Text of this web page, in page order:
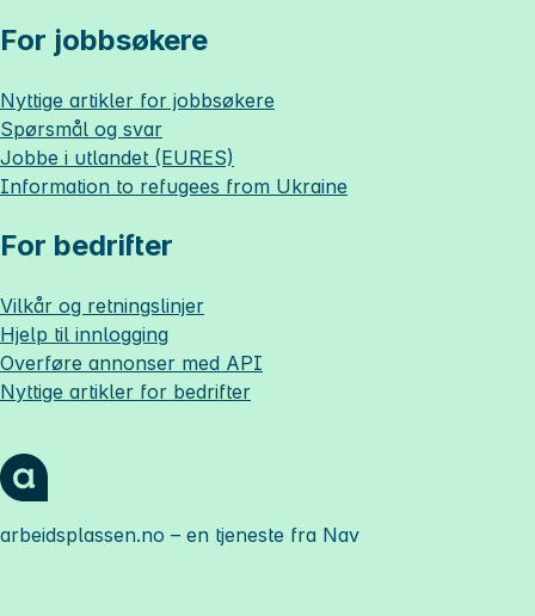
For jobbsøkere
Nyttige artikler for jobbsøkere
Spørsmål og svar
Jobbe i utlandet (EURES)
Information to refugees from Ukraine
For bedrifter
Vilkår og retningslinjer
Hjelp til innlogging
Overføre annonser med API
Nyttige artikler for bedrifter
arbeidsplassen.no – en tjeneste fra Nav